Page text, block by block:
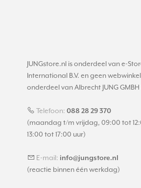
JUNGstore.nl is onderdeel van e-
International B.V. en geen
onderdeel van Albrecht JUNG GMBH
Telefoon: 088 28 29 370
(maandag t/m vrijdag, 09:00 tot
13:00 tot 17:00 uur)
E-mail: info@jungstore.nl
(reactie binnen één werkdag)